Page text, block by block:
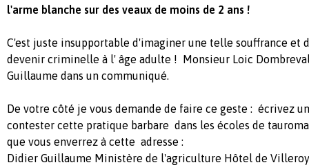
l'arme blanche sur des veaux de moins de 2 ans !
C'est juste insupportable d'imaginer une telle souffrance et
devenir criminelle à l' âge adulte ! Monsieur Loic
Guillaume dans un communiqué.
De votre côté je vous demande de faire ce geste : écrivez
contester cette pratique barbare dans les écoles de
que vous enverrez à cette adresse :
Didier Guillaume Ministère de l'agriculture Hôtel de Villeroy